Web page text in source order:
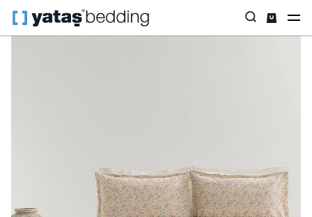
Anasayfa Ev Tekstili Tüm Ev Tekstili Pike & Pike Takımı Cora